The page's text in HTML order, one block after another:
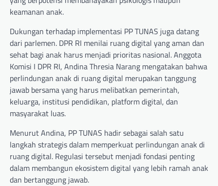
keamanan anak.
Dukungan terhadap implementasi PP TUNAS juga datang
dari parlemen. DPR RI menilai ruang digital yang aman dan
sehat bagi anak harus menjadi prioritas nasional. Anggota
Komisi I DPR RI, Andina Thresia Narang mengatakan bahwa
perlindungan anak di ruang digital merupakan tanggung
jawab bersama yang harus melibatkan pemerintah,
keluarga, institusi pendidikan, platform digital, dan
masyarakat luas.
Menurut Andina, PP TUNAS hadir sebagai salah satu
langkah strategis dalam memperkuat perlindungan anak di
ruang digital. Regulasi tersebut menjadi fondasi penting
dalam membangun ekosistem digital yang lebih ramah anak
dan bertanggung jawab.